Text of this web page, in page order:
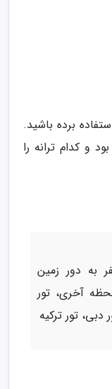
برده باشید.
و کدام ترانه را
به دور زمین
آخری، تور
دبی، تور ترکیه